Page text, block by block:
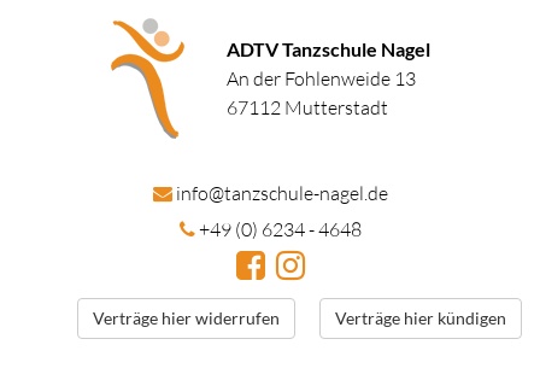
ADTV Tanzschule Nagel
An der Fohlenweide 13
67112 Mutterstadt
info@tanzschule-nagel.de
+49 (0) 6234 - 4648
Verträge hier widerrufen Verträge hier kündigen